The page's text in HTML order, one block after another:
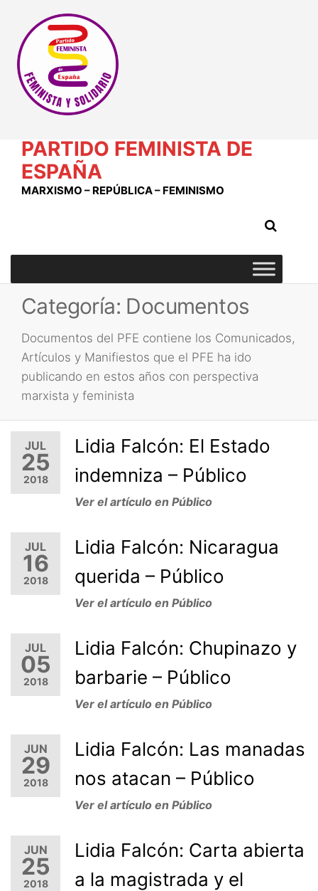
contenido
PARTIDO FEMINISTA DE
ESPAÑA
MARXISMO – REPÚBLICA – FEMINISMO
Categoría: Documentos
Documentos del PFE contiene los Comunicados,
Artículos y Manifiestos que el PFE ha ido
publicando en estos años con perspectiva
marxista y feminista
JUL
25
2018
Lidia Falcón: El Estado
indemniza – Público
Ver el artículo en Público
JUL
16
2018
Lidia Falcón: Nicaragua
querida – Público
Ver el artículo en Público
JUL
05
2018
Lidia Falcón: Chupinazo y
barbarie – Público
Ver el artículo en Público
JUN
29
2018
Lidia Falcón: Las manadas
nos atacan – Público
Ver el artículo en Público
JUN
25
2018
Lidia Falcón: Carta abierta
a la magistrada y el